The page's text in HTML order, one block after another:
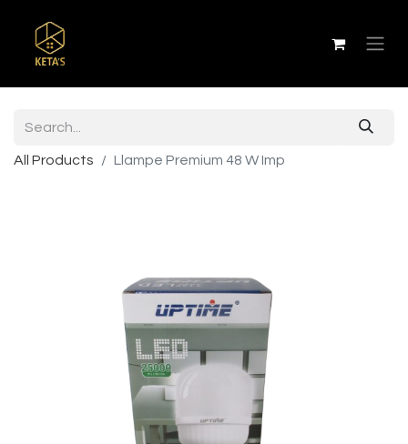
All Products Llampe Premium 48 W Imp